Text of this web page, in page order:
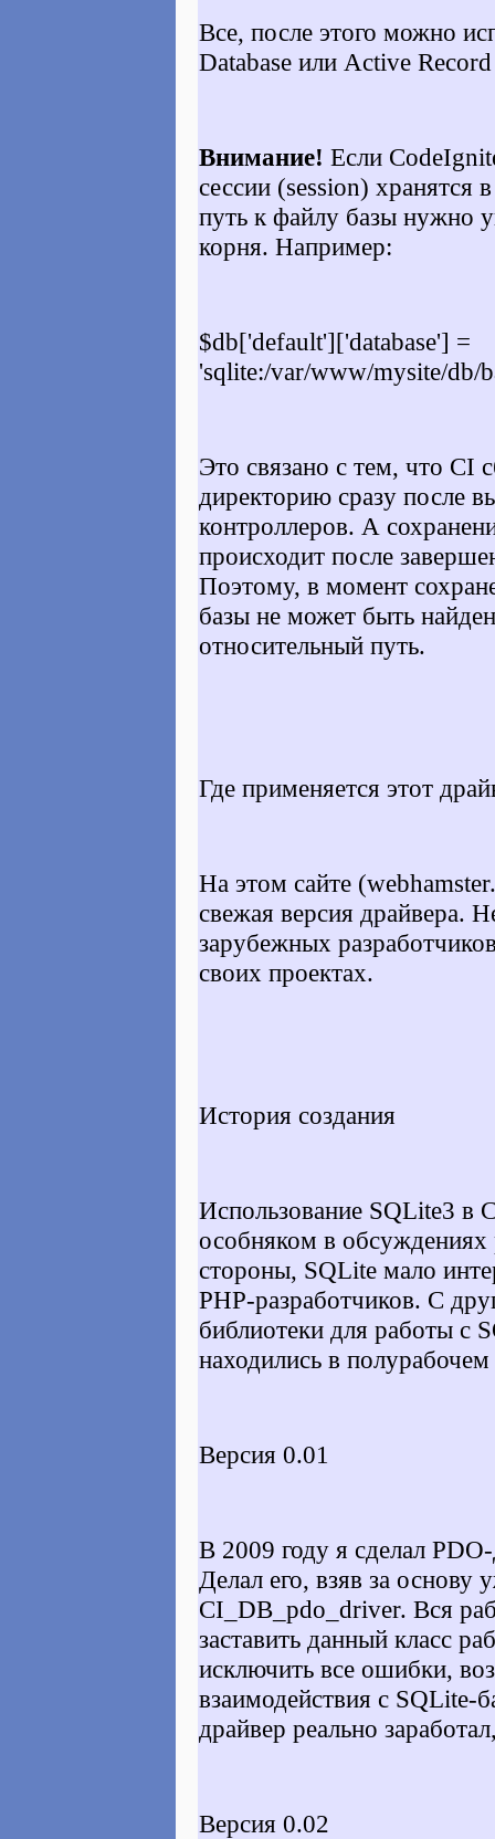
Все, после этого можно
Database или Active
Внимание! Если
сессии (session) хранятся
путь к файлу базы нужно
корня. Например:
$db['default']['database'] =
'sqlite:/var/www/mysite/db/
Это связано с тем, что CI
директорию сразу после
контроллеров. А
происходит после
Поэтому, в момент
базы не может быть
относительный путь.
Где применяется этот
На этом сайте
свежая версия драйвера.
зарубежных
своих проектах.
История создания
Использование SQLite3 в
особняком в обсуждениях
стороны, SQLite мало
PHP-разработчиков. С
библиотеки для работы с
находились в
Версия 0.01
В 2009 году я сделал
Делал его, взяв за
CI_DB_pdo_driver. Вся
заставить данный класс
исключить все ошибки,
взаимодействия с SQLite-
драйвер реально
Версия 0.02